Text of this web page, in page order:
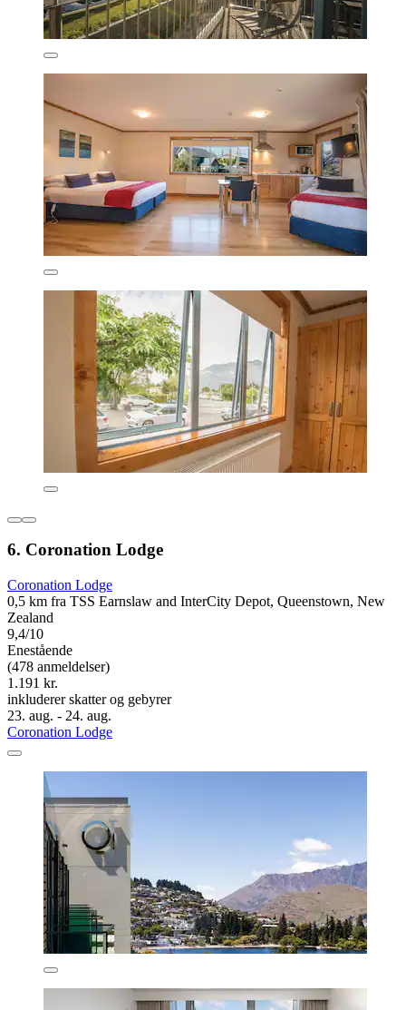
6. Coronation Lodge
Coronation Lodge
0,5 km fra TSS Earnslaw and InterCity Depot, Queenstown, New
Zealand
9,4/10
Enestående
(478 anmeldelser)
1.191 kr.
inkluderer skatter og gebyrer
23. aug. - 24. aug.
Coronation Lodge